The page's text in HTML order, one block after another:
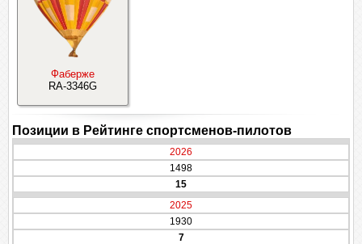
Фаберже
RA-3346G
Позиции в Рейтинге спортсменов-пилотов
2026
1498
15
2025
1930
7